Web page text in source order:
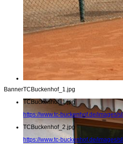
TCBuckenhof_1.jpg
Banner
TCBuckenhof_1.jpg
https://www.tc-buckenhof.de/images/
TCBuckenhof_2.jpg
https://www.tc-buckenhof.de/images/